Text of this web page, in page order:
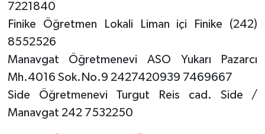
7221840
Finike Öğretmen Lokali Liman içi Finike (242)
8552526
Manavgat Öğretmenevi ASO Yukarı Pazarcı
Mh.4016 Sok.No.9 2427420939 7469667
Side Öğretmenevi Turgut Reis cad. Side /
Manavgat 242 7532250